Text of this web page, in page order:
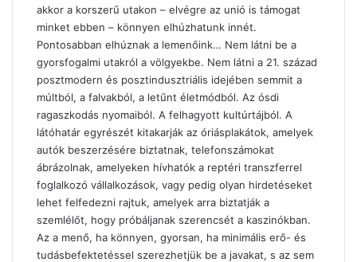
akkor a korszerű utakon – elvégre az unió is támogat
minket ebben – könnyen elhúzhatunk innét.
Pontosabban elhúznak a lemenőink… Nem látni be a
gyorsfogalmi utakról a völgyekbe. Nem látni a 21. század
posztmodern és posztindusztriális idejében semmit a
múltból, a falvakból, a letűnt életmódból. Az ósdi
ragaszkodás nyomaiból. A felhagyott kultúrtájból. A
látóhatár egyrészét kitakarják az óriásplakátok, amelyek
autók beszerzésére biztatnak, telefonszámokat
ábrázolnak, amelyeken hívhatók a reptéri transzferrel
foglalkozó vállalkozások, vagy pedig olyan hirdetéseket
lehet felfedezni rajtuk, amelyek arra biztatják a
szemlélőt, hogy próbáljanak szerencsét a kaszinókban.
Az a menő, ha könnyen, gyorsan, ha minimális erő- és
tudásbefektetéssel szerezhetjük be a javakat, s az sem